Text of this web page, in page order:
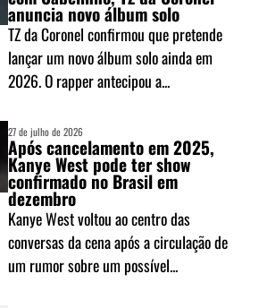
anuncia novo álbum solo
TZ da Coronel confirmou que pretende
lançar um novo álbum solo ainda em
2026. O rapper antecipou a...
27 de julho de 2026
Após cancelamento em 2025,
Kanye West pode ter show
confirmado no Brasil em
dezembro
Kanye West voltou ao centro das
conversas da cena após a circulação de
um rumor sobre um possível...